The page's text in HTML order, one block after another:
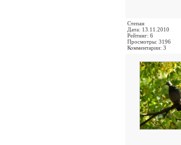
Степан
Дата: 13.11.2010
Рейтинг: 6
Просмотры: 3196
Комментарии: 3